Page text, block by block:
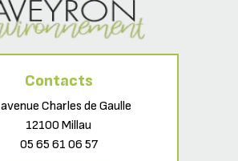
Contacts
Charles de Gaulle
12100 Millau
05 65 61 06 57